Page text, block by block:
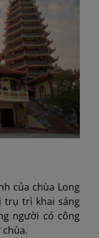
của chùa Long
trụ trì khai sáng
người có công